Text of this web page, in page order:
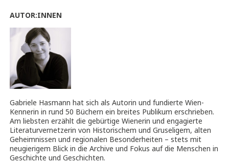
AUTOR:INNEN
Gabriele Hasmann hat sich als Autorin und fundierte Wien-
Kennerin in rund 50 Büchern ein breites Publikum erschrieben.
Am liebsten erzählt die gebürtige Wienerin und engagierte
Literaturvernetzerin von Historischem und Gruseligem, alten
Geheimnissen und regionalen Besonderheiten – stets mit
neugierigem Blick in die Archive und Fokus auf die Menschen in
Geschichte und Geschichten.